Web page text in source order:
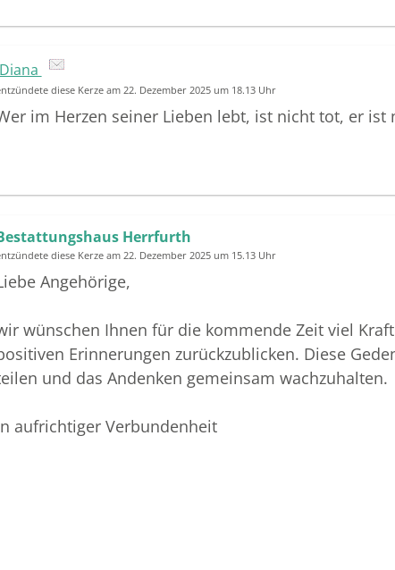
Diana
diese Kerze am 22. Dezember 2025 um 18.13 Uhr
im Herzen seiner Lieben lebt, ist nicht tot, er ist
Herrfurth
diese Kerze am 22. Dezember 2025 um 15.13 Uhr
Angehörige,
wünschen Ihnen für die kommende Zeit viel
Erinnerungen zurückzublicken. Diese
und das Andenken gemeinsam wachzuhalten.
aufrichtiger Verbundenheit